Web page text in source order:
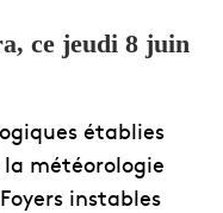
ce jeudi 8 juin
établies
météorologie
instables